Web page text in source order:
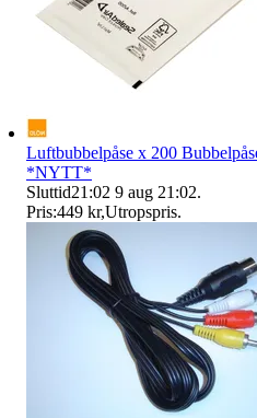
Luftbubbelpåse x 200
*NYTT*
Sluttid21:02 9 aug 21:02.
Pris:449 kr,Utropspris.